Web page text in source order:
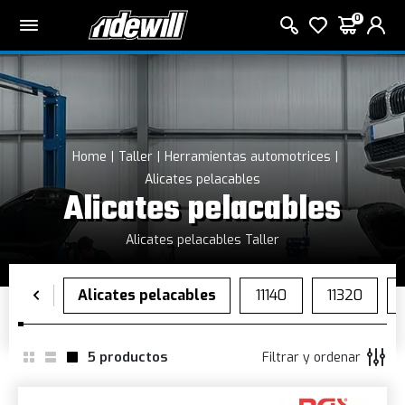
0
Home Taller
Herramientas automotrices
Alicates pelacables
Alicates pelacables
Alicates pelacables Taller
5 productos Filtrar y ordenar